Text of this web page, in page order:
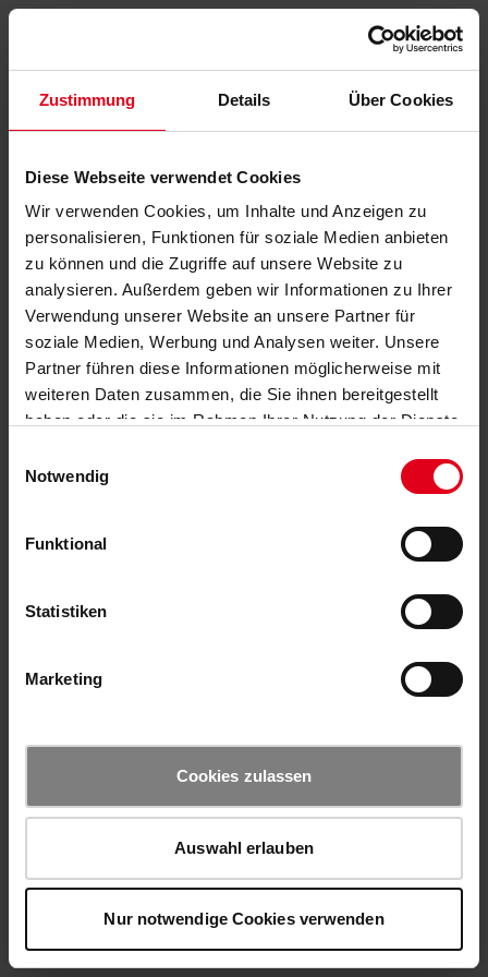
Zustimmung Details Über Cookies
Diese Webseite verwendet Cookies
Wir verwenden Cookies, um Inhalte und Anzeigen zu
personalisieren, Funktionen für soziale Medien anbieten
zu können und die Zugriffe auf unsere Website zu
analysieren. Außerdem geben wir Informationen zu Ihrer
Verwendung unserer Website an unsere Partner für
soziale Medien, Werbung und Analysen weiter. Unsere
Partner führen diese Informationen möglicherweise mit
weiteren Daten zusammen, die Sie ihnen bereitgestellt
haben oder die sie im Rahmen Ihrer Nutzung der Dienste
Notwendig
Funktional
Statistiken
Marketing
Cookies zulassen
Auswahl erlauben
Nur notwendige Cookies verwenden